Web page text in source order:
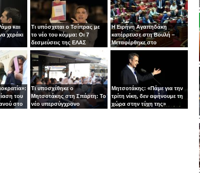
και
χεράκι
Τι υπόσχεται ο Τσίπρας με
το νέο του κόμμα: Οι 7
δεσμεύσεις της ΕΛΑΣ
Η Ειρήνη Αγαπηδάκη
κατέρρευσε στη Βουλή –
Μεταφέρθηκε στο
νοσοκομείο με ασθενοφόρο
του
στο
Τι υποσχέθηκε ο
Μητσοτάκης στη Σπάρτη: Το
νέο υπερσύγχρονο
Μητσοτάκης: «Πάμε για την
τρίτη νίκη, δεν αφήνουμε τη
χώρα στην τύχη της»